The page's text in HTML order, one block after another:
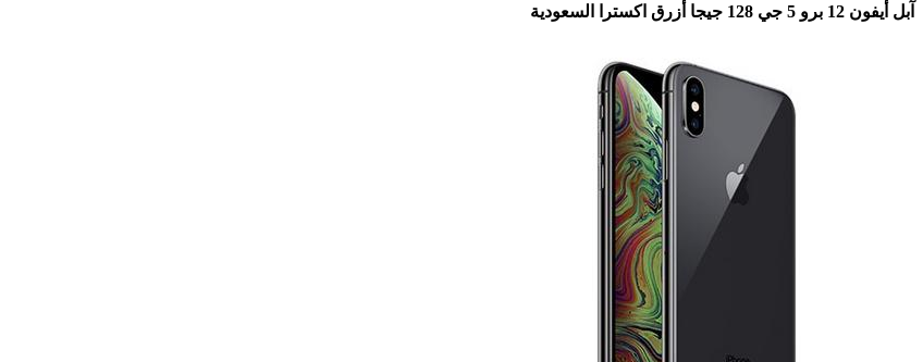
آبل أيفون 12 برو 5 جي 128 جيجا أزرق اكسترا السعودية